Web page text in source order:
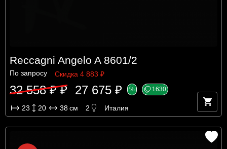
Reccagni Angelo A 8601/2
По запросу Скидка 4 883 ₽
32 558 ₽ ₽ 27 675 ₽ % 1630
23 20 38см 2 Италия